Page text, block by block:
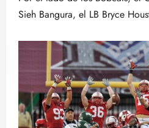
Sieh Bangura, el LB Bryce